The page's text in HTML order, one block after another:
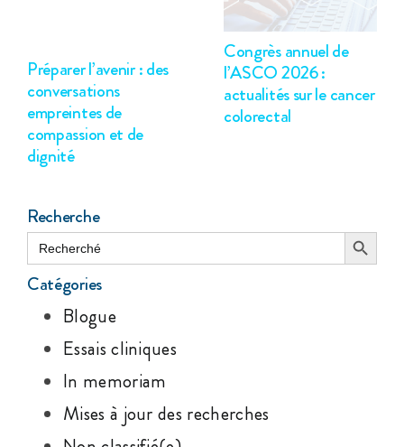
Préparer l’avenir : des
conversations
empreintes de
compassion et de
dignité
Congrès annuel de
l’ASCO 2026 :
actualités sur le cancer
colorectal
Recherche
Search
for:
Search Button
Catégories
Blogue
Essais cliniques
In memoriam
Mises à jour des recherches